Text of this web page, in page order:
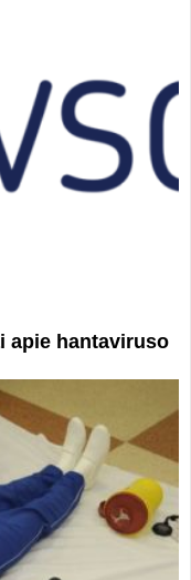
apie hantaviruso